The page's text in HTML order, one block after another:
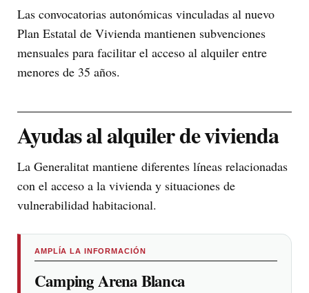
Las convocatorias autonómicas vinculadas al nuevo
Plan Estatal de Vivienda mantienen subvenciones
mensuales para facilitar el acceso al alquiler entre
menores de 35 años.
Ayudas al alquiler de vivienda
La Generalitat mantiene diferentes líneas relacionadas
con el acceso a la vivienda y situaciones de
vulnerabilidad habitacional.
AMPLÍA LA INFORMACIÓN
Camping Arena Blanca